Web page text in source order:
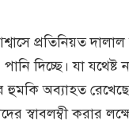
প্রতিনিয়ত
দিচ্ছে। যা
হুমকি অব্যাহত
স্বাবলম্বী করার